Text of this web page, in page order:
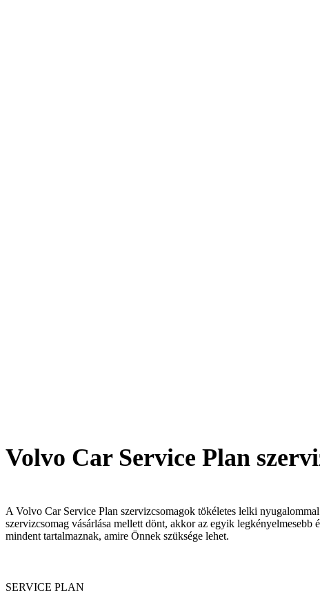
Volvo Car Service Plan
A Volvo Car Service Plan szervizcsomagok tökéletes lelki
szervizcsomag vásárlása mellett dönt, akkor az egyik
mindent tartalmaznak, amire Önnek szüksége lehet.
SERVICE PLAN